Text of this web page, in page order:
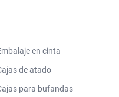
en cinta
de atado
para bufandas